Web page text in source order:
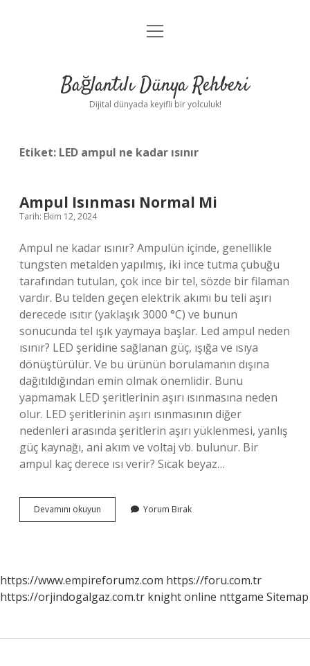
Anasayfa
Yasal Uyarı
menüyü
Bağlantılı Dünya Rehberi
Dijital dünyada keyifli bir yolculuk!
Etiket: LED ampul ne kadar ısınır
Ampul Isınması Normal Mi
Tarih: Ekim 12, 2024
Ampul ne kadar ısınır? Ampulün içinde, genellikle
tungsten metalden yapılmış, iki ince tutma çubuğu
tarafından tutulan, çok ince bir tel, sözde bir filaman
vardır. Bu telden geçen elektrik akımı bu teli aşırı
derecede ısıtır (yaklaşık 3000 °C) ve bunun
sonucunda tel ışık yaymaya başlar. Led ampul neden
ısınır? LED şeridine sağlanan güç, ışığa ve ısıya
dönüştürülür. Ve bu ürünün borulamanın dışına
dağıtıldığından emin olmak önemlidir. Bunu
yapmamak LED şeritlerinin aşırı ısınmasına neden
olur. LED şeritlerinin aşırı ısınmasının diğer
nedenleri arasında şeritlerin aşırı yüklenmesi, yanlış
güç kaynağı, ani akım ve voltaj vb. bulunur. Bir
ampul kaç derece ısı verir? Sıcak beyaz…
Devamını okuyun
Isınması
Yorum Bırak
https://www.empireforumz.com https://foru.com.tr
https://orjindogalgaz.com.tr knight online nttgame Sitemap